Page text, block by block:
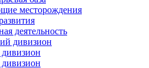
месторождения
деятельность
дивизион